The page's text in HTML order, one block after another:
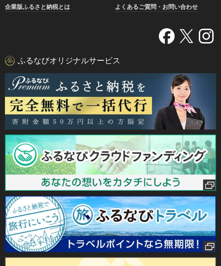
企業版ふるさと納税とは
よくあるご質問・お問い合わせ
ふるなびオリジナルサービス